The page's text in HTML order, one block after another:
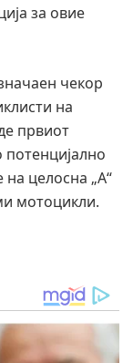
за овие
чекор
на
првиот
потенцијално
целосна „А“
мотоцикли.